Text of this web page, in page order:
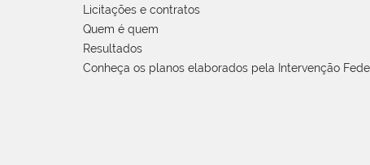
Licitações e contratos
Quem é quem
Resultados
Conheça os planos elaborados pela Intervenção